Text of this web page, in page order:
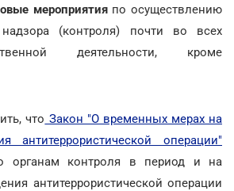
мероприятияпо осуществлению
надзора (контроля) почти во всех
деятельности, кроме
что Закон "О временных мерах на
антитеррористической операции"
органам контроля в период и на
антитеррористической операции